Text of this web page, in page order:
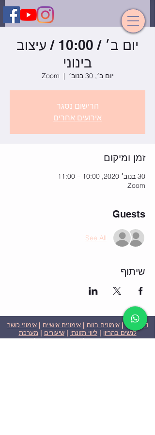
יום ב׳ / 10:00 / עיצוב
בינוני
יום ב׳, 30 בנוב׳
  |
Zoom
הרישום נסגר
אירועים אחרים
זמן ומיקום
30 בנוב׳ 2020, 10:00 – 11:00
Zoom
Guests
See All
שיתוף
דף הבית|אימונים בזום |אימונים אישיים |אימוני כושר
לנשים בהריון |ליווי תזונתי |שיעורים | מערכת
שבועית-אימונים בזום|תוכניות ומחירים|סרטוני